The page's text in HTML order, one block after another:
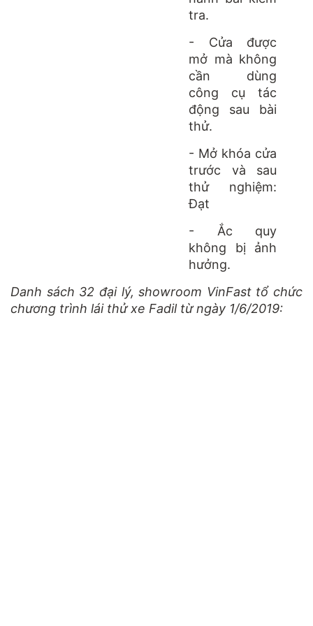
tra.
- Cửa được
mở mà không
cần dùng
công cụ tác
động sau bài
thử.
- Mở khóa cửa
trước và sau
thử nghiệm:
Đạt
- Ắc quy
không bị ảnh
hưởng.
Danh sách 32 đại lý, showroom VinFast tổ chức
chương trình lái thử xe Fadil từ ngày 1/6/2019: